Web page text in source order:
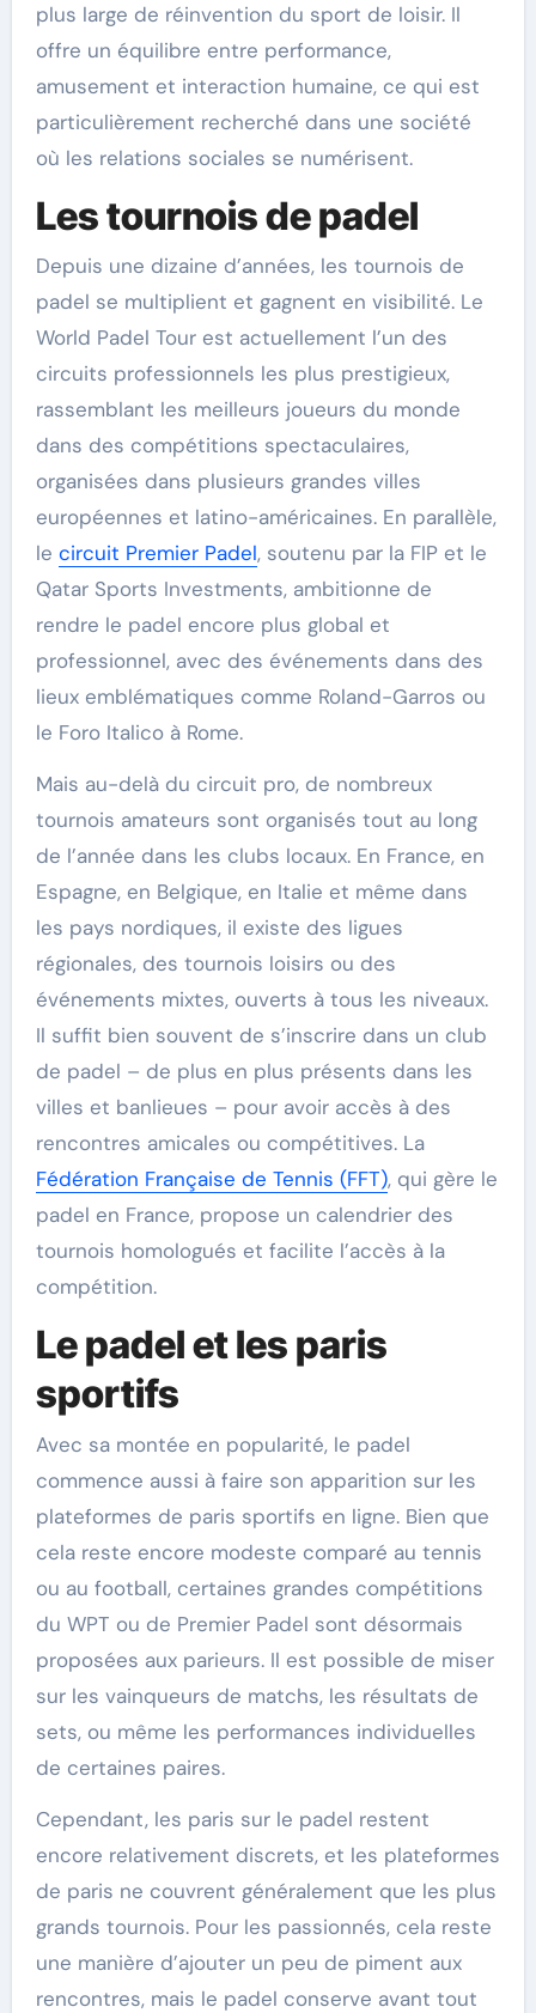
plus large de réinvention du sport de loisir. Il
offre un équilibre entre performance,
amusement et interaction humaine, ce qui est
particulièrement recherché dans une société
où les relations sociales se numérisent.
Les tournois de padel
Depuis une dizaine d’années, les tournois de
padel se multiplient et gagnent en visibilité. Le
World Padel Tour est actuellement l’un des
circuits professionnels les plus prestigieux,
rassemblant les meilleurs joueurs du monde
dans des compétitions spectaculaires,
organisées dans plusieurs grandes villes
européennes et latino-américaines. En parallèle,
le circuit Premier Padel, soutenu par la FIP et le
Qatar Sports Investments, ambitionne de
rendre le padel encore plus global et
professionnel, avec des événements dans des
lieux emblématiques comme Roland-Garros ou
le Foro Italico à Rome.
Mais au-delà du circuit pro, de nombreux
tournois amateurs sont organisés tout au long
de l’année dans les clubs locaux. En France, en
Espagne, en Belgique, en Italie et même dans
les pays nordiques, il existe des ligues
régionales, des tournois loisirs ou des
événements mixtes, ouverts à tous les niveaux.
Il suffit bien souvent de s’inscrire dans un club
de padel – de plus en plus présents dans les
villes et banlieues – pour avoir accès à des
rencontres amicales ou compétitives. La
Fédération Française de Tennis (FFT), qui gère le
padel en France, propose un calendrier des
tournois homologués et facilite l’accès à la
compétition.
Le padel et les paris
sportifs
Avec sa montée en popularité, le padel
commence aussi à faire son apparition sur les
plateformes de paris sportifs en ligne. Bien que
cela reste encore modeste comparé au tennis
ou au football, certaines grandes compétitions
du WPT ou de Premier Padel sont désormais
proposées aux parieurs. Il est possible de miser
sur les vainqueurs de matchs, les résultats de
sets, ou même les performances individuelles
de certaines paires.
Cependant, les paris sur le padel restent
encore relativement discrets, et les plateformes
de paris ne couvrent généralement que les plus
grands tournois. Pour les passionnés, cela reste
une manière d’ajouter un peu de piment aux
rencontres, mais le padel conserve avant tout